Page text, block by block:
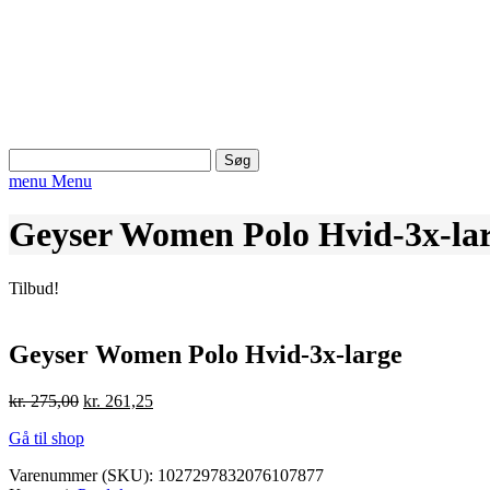
efter:
menu Menu
Geyser Women Polo Hvid-3x-
Tilbud!
Geyser Women Polo Hvid-3x-large
kr.275,00 Den
pris
kr. 275,00.
kr. 261,25Den
kr. 261,25.
Gå til shop
Varenummer (SKU): 1027297832076107877